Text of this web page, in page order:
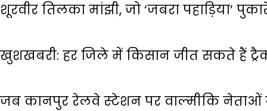
शूरवीर तिलका मांझी, जो ‘जबरा पहाड़िया’
खुशखबरी: हर जिले में किसान जीत सकते हैं
जब कानपुर रेलवे स्‍टेशन पर वाल्‍मीकि नेताओं ने